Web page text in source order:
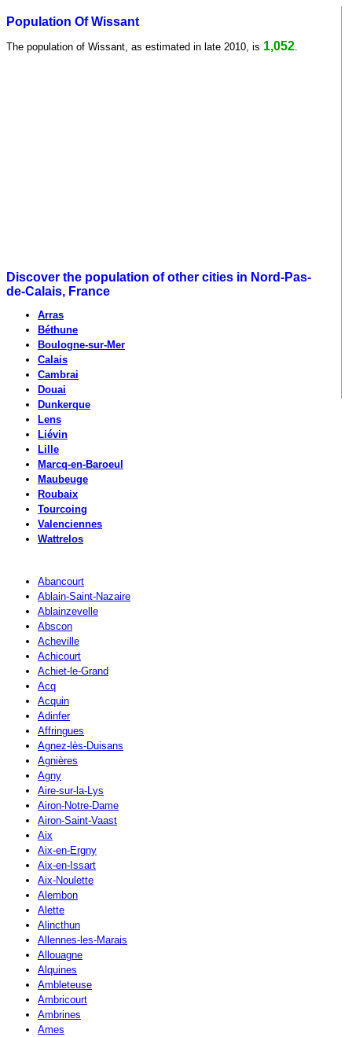
Population Of Wissant
The population of Wissant, as estimated in late 2010, is 1,052
Discover the population of other cities in Nord-Pas-
de-Calais, France
Arras
Béthune
Boulogne-sur-Mer
Calais
Cambrai
Douai
Dunkerque
Lens
Liévin
Lille
Marcq-en-Baroeul
Maubeuge
Roubaix
Tourcoing
Valenciennes
Wattrelos
Abancourt
Ablain-Saint-Nazaire
Ablainzevelle
Abscon
Acheville
Achicourt
Achiet-le-Grand
Acq
Acquin
Adinfer
Affringues
Agnez-lès-Duisans
Agnières
Agny
Aire-sur-la-Lys
Airon-Notre-Dame
Airon-Saint-Vaast
Aix
Aix-en-Ergny
Aix-en-Issart
Aix-Noulette
Alembon
Alette
Alincthun
Allennes-les-Marais
Allouagne
Alquines
Ambleteuse
Ambricourt
Ambrines
Ames